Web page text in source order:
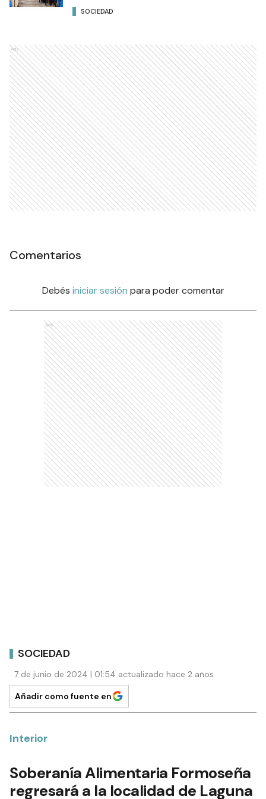
SOCIEDAD
Ads
Comentarios
Debés iniciar sesión para poder comentar
Ads
SOCIEDAD
7 de junio de 2024 | 01:54 actualizado hace 2 años
Añadir como fuente en
Interior
Soberanía Alimentaria Formoseña
regresará a la localidad de Laguna